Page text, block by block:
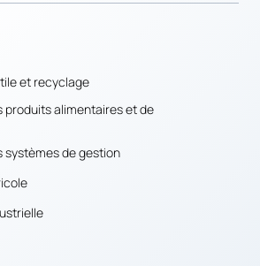
et recyclage
alimentaires et de
de gestion